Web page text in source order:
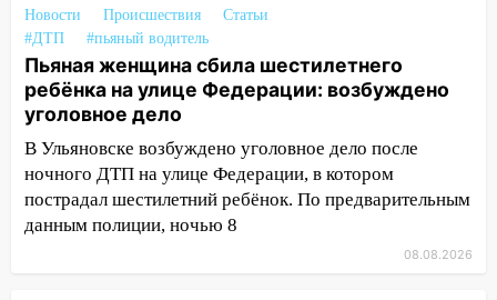
транспорту: в Ульяновске трамвай
сошёл с рельсов
13:22 Упавшие деревья перекрыли
дороги в Ульяновске: фото
13:17 Непогода в Ульяновске не
закончится сегодня: сильные ливни
сохранятся 9 августа
13:15 Трижды «брал в долг» без спроса:
житель Вешкаймского района похитил у
Новости Происшествия
Статьи
#ДТП
#пьяный водитель
Пьяная женщина сбила шестилетнего
ребёнка на улице Федерации: возбуждено
уголовное дело
В Ульяновске возбуждено уголовное дело после
ночного ДТП на улице Федерации, в котором
пострадал шестилетний ребёнок. По предварительным
данным полиции, ночью 8
08.08.2026